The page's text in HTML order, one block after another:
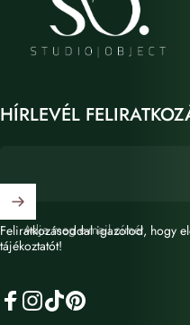
HÍRLEVÉL
Adja meg e-mail címét
Feliratkozásoddal igazolod, hogy
tájékoztatót!